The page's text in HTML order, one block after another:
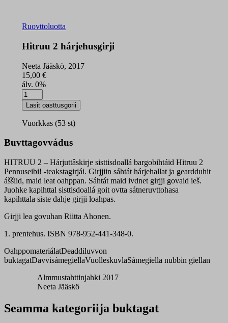
Ruovttoluotta
Hitruu 2 hárjehusgirji
Neeta Jääskö, 2017
15,00 €
álv. 0%
Hitruu
2
hárjehusgirji
quantity
Lasit oasttusgorii
Vuorkkas (53 st)
Buvttagovvádus
HITRUU 2 – Hárjuttâskirje sisttisdoallá bargobihtáid Hitruu 2
Pennuseibi! -teakstagirjái. Girjjiin sáhtát hárjehallat ja geardduhit
áššiid, maid leat oahppan. Sáhtát maid ivdnet girjji govaid ieš.
Juohke kapihttal sisttisdoallá goit ovtta sátneruvttohasa
kapihttala siste dahje girjji loahpas.
Girjji lea govuhan Riitta Ahonen.
1. prentehus. ISBN 978-952-441-348-0.
OahppomateriálatDeaddiluvvon
buktagatDavvisámegiellaVuolleskuvlaSámegiella nubbin giellan
Almmustahttinjahki 2017
Neeta Jääskö
Seamma kategoriija buktagat